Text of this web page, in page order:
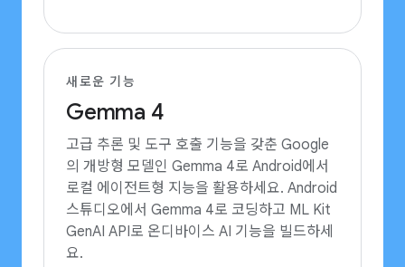
새로운 기능
Gemma 4
고급 추론 및 도구 호출 기능을 갖춘 Google
의 개방형 모델인 Gemma 4로 Android에서
로컬 에이전트형 지능을 활용하세요. Android
스튜디오에서 Gemma 4로 코딩하고 ML Kit
GenAI API로 온디바이스 AI 기능을 빌드하세
요.